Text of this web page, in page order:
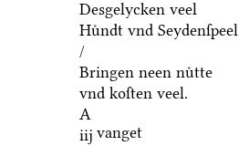
Desgelycken veel
Huͤndt vnd Seydenſpeel
/
Bringen neen nuͤtte
vnd koſten veel.
A
iij vanget